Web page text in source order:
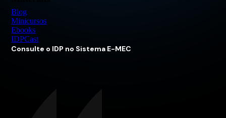
Blog
Minicursos
Ebooks
IDPCast
Consulte o IDP no Sistema E-MEC